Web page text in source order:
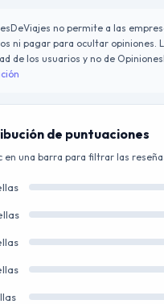
no permite a las
ni pagar para ocultar opiniones.
de los usuarios y no de
de puntuaciones
en una barra para filtrar las